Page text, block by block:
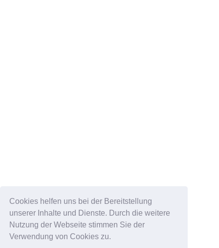
Cookies helfen uns bei der Bereitstellung
unserer Inhalte und Dienste. Durch die weitere
Nutzung der Webseite stimmen Sie der
Verwendung von Cookies zu.